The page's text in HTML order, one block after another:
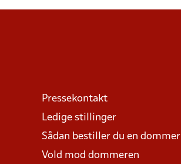
Pressekontakt
Ledige stillinger
Sådan bestiller du en dommer
Vold mod dommeren